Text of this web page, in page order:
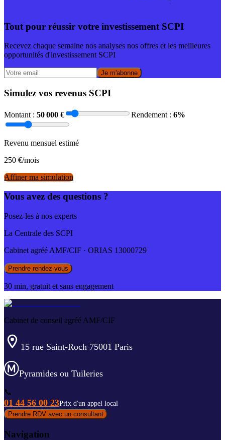
Tout pour réussir votre investissement SCPI
Recevez chaque semaine nos analyses nos offres et les meilleures
opportunités d'investissement SCPI
Je m'abonne
Simulez vos revenus SCPI
Montant : 50 000 € Rendement : 6%
Revenu mensuel estimé
250 €/mois
Affiner ma simulation
Vous avez des questions ?
Posez-les à nos experts
La Centrale des SCPI
Cabinet agréé AMF/CIF · ORIAS 13000729
Prendre rendez-vous
30 min, gratuit et sans engagement
Cabinet de conseil agréé AMF/CIF
15 rue Saint-Roch 75001 Paris
Pyramides ou Tuileries
📞
01 44 56 00 23Prix d'un appel local
Prendre RDV avec un consultant
Navigation